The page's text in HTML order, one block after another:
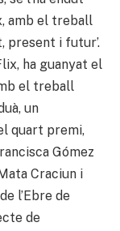
amb el treball
present i futur’.
ha guanyat el
el treball
un
quart premi,
Gómez
Craciun i
l’Ebre de
de